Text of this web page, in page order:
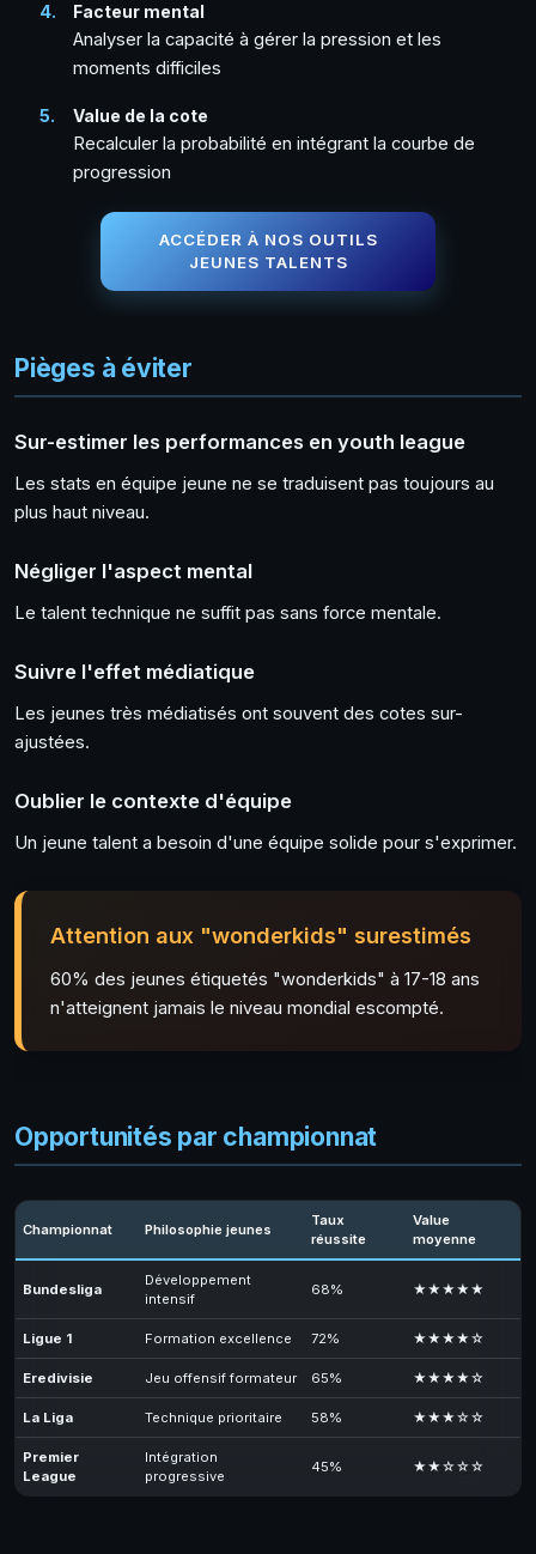
Facteur mental
Analyser la capacité à gérer la pression et les
moments difficiles
Value de la cote
Recalculer la probabilité en intégrant la courbe de
progression
ACCÉDER À NOS OUTILS
JEUNES TALENTS
Pièges à éviter
Sur-estimer les performances en youth league
Les stats en équipe jeune ne se traduisent pas toujours au
plus haut niveau.
Négliger l'aspect mental
Le talent technique ne suffit pas sans force mentale.
Suivre l'effet médiatique
Les jeunes très médiatisés ont souvent des cotes sur-
ajustées.
Oublier le contexte d'équipe
Un jeune talent a besoin d'une équipe solide pour s'exprimer.
Attention aux "wonderkids" surestimés
60% des jeunes étiquetés "wonderkids" à 17-18 ans
n'atteignent jamais le niveau mondial escompté.
Opportunités par championnat
Championnat Philosophie jeunes
Taux
réussite
Value
moyenne
Bundesliga
Développement
intensif
68% ★★★★★
Ligue 1 Formation excellence 72% ★★★★☆
Eredivisie Jeu offensif formateur 65% ★★★★☆
La Liga Technique prioritaire 58% ★★★☆☆
Premier
League
Intégration
progressive
45% ★★☆☆☆